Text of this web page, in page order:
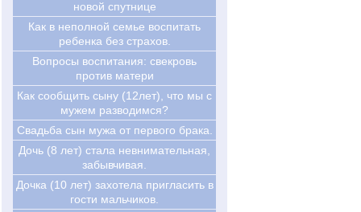
новой спутнице
Как в неполной семье воспитать
ребенка без страхов.
Вопросы воспитания: свекровь
против матери
Как сообщить сыну (12лет), что мы с
мужем разводимся?
Свадьба сын мужа от первого брака.
Дочь (8 лет) стала невнимательная,
забывчивая.
Дочка (10 лет) захотела пригласить в
гости мальчиков.